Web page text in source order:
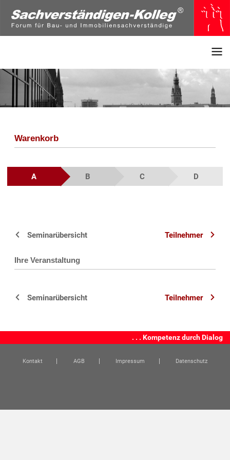
Warenkorb
A B C D
Seminarübersicht Teilnehmer
Ihre Veranstaltung
Seminarübersicht Teilnehmer
. . . Kompetenz durch Dialog
Kontakt AGB Impressum Datenschutz